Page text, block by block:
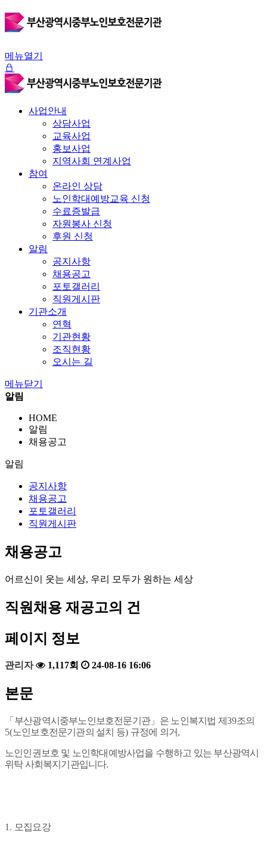
메뉴열기
사업안내
상담사업
교육사업
홍보사업
지역사회 연계사업
참여
온라인 상담
노인학대예방교육 신청
수료증발급
자원봉사 신청
후원 신청
알림
공지사항
채용공고
포토갤러리
직원게시판
기관소개
연혁
기관현황
조직현황
오시는 길
메뉴닫기
알림
HOME
알림
채용공고
알림
공지사항
채용공고
포토갤러리
직원게시판
채용공고
어르신이 웃는 세상, 우리 모두가 원하는 세상
직원채용 재공고의 건
페이지 정보
관리자 1,117회 24-08-16 16:06
본문
「 부산광역시중부노인보호전문기관」 은 노인복지법 제 39조의
5(노인보호전문기관의 설치 등) 규정에 의거,
노인인권보호 및 노인학대예방사업을 수행하고 있는 부산광역시
위탁 사회복지기관입니다.
1. 모집요강